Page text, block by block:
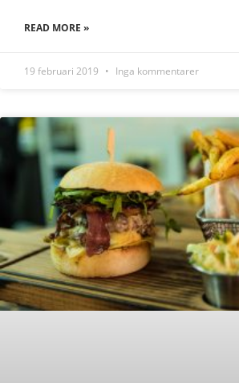
READ MORE »
19 februari 2019 Inga kommentarer